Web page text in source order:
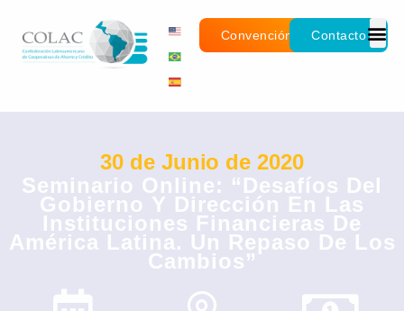
Convención Contacto
30 de Junio de 2020
Seminario Online: “Desafíos Del
Gobierno Y Dirección En Las
Instituciones Financieras De
América Latina. Un Repaso De Los
Cambios”